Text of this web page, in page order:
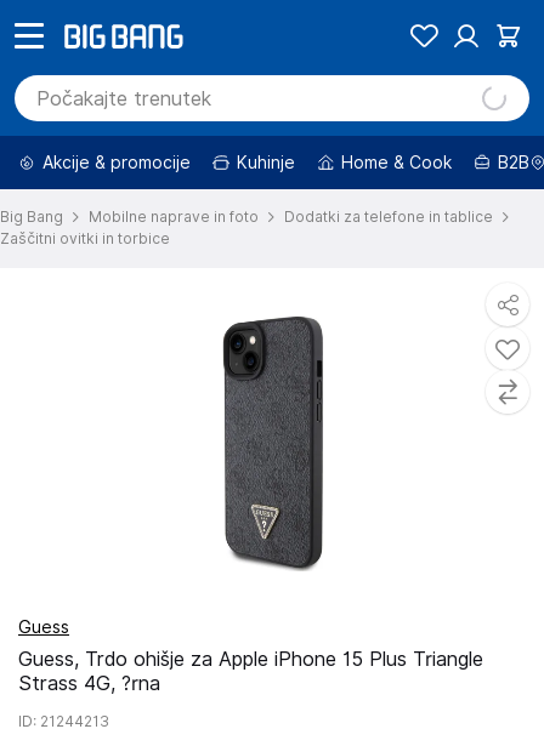
Akcije & promocije Kuhinje Home & Cook B2B
Big Bang Mobilne naprave in foto
Dodatki za telefone in tablice
Zaščitni ovitki in torbice
Guess
Guess, Trdo ohišje za Apple iPhone 15 Plus Triangle
Strass 4G, ?rna
ID: 21244213